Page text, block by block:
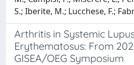
S.; Iberite, M.; Lucchese, F.;
Arthritis in Systemic
Erythematosus: From
GISEA/OEG Symposium